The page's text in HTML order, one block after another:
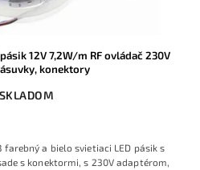
12V 7,2W/m RF ovládač 230V
konektory
farebný a bielo svietiaci LED pásik s
s konektormi, s 230V adaptérom,